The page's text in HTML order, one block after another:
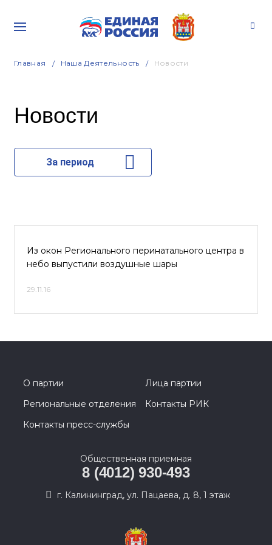
Главная Наша Деятельность Новости
Новости
За период
Из окон Регионального перинатального центра в
небо выпустили воздушные шары
29.11.16
О партии
Лица партии
Региональные отделения
Контакты РИК
Контакты пресс-службы
Общественная приемная
8 (4012) 930-493
г. Калининград, ул. Пацаева, д. 8, 1 этаж